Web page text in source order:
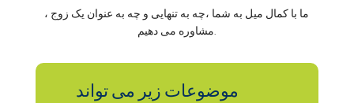
ما با کمال میل به شما ،چه به تنهایی و چه به عنوان یک زوج ،
موضوعات زیر می تواند